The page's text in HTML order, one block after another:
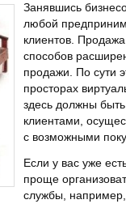
Занявшись
любой
клиентов.
способов
продажи. По сути
просторах
здесь должны
клиентами,
с возможными
Если у вас уже
проще
службы, например,